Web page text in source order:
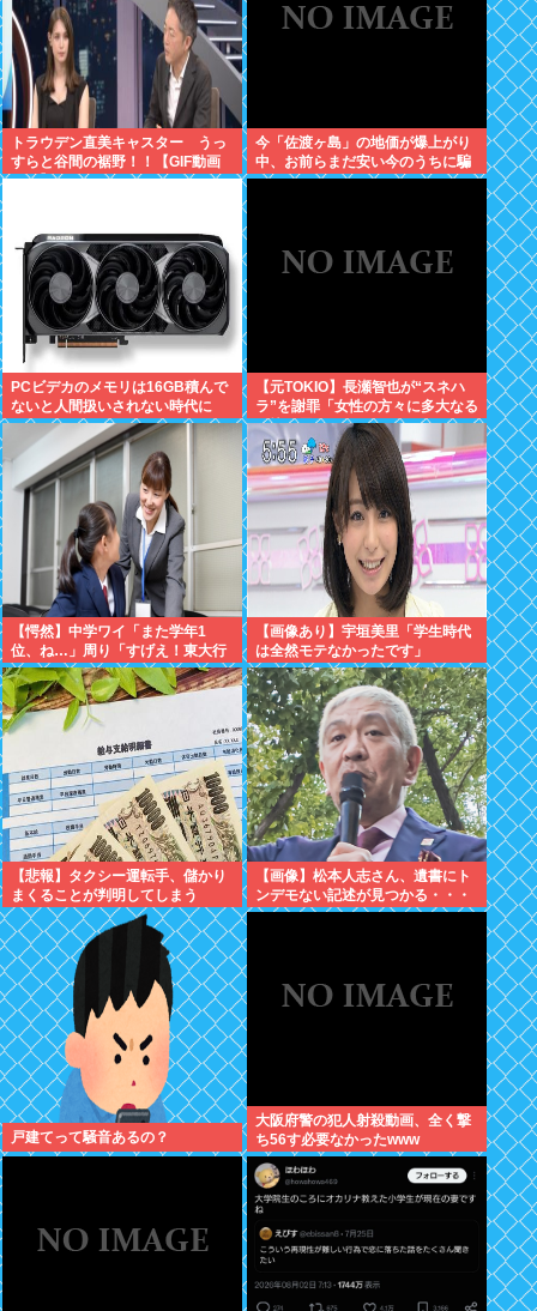
トラウデン直美キャスター うっ
すらと谷間の裾野！！【GIF動画
あり】
今「佐渡ヶ島」の地価が爆上がり
中、お前らまだ安い今のうちに騙
されたと思って買っとけ！
PCビデカのメモリは16GB積んで
ないと人間扱いされない時代に
【元TOKIO】長瀬智也が“スネハ
ラ”を謝罪「女性の方々に多大なる
不快な思いを…」
【愕然】中学ワイ「また学年1
位、ね…」周り「すげえ！東大行
け！」⇒結果www
【画像あり】宇垣美里「学生時代
は全然モテなかったです」
⇒！！！
【悲報】タクシー運転手、儲かり
まくることが判明してしまう
【画像】松本人志さん、遺書にト
ンデモない記述が見つかる・・・
戸建てって騒音あるの？
大阪府警の犯人射殺動画、全く撃
ち56す必要なかったwww